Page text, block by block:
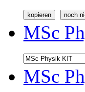
MSc
MSc